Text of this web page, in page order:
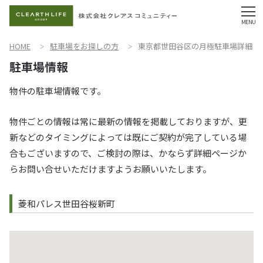
HOME 駐車場をお探しの方 東京都世田谷区の月極駐車場詳細
物件の駐車場情報です。
物件ごとの情報は常に最新の情報を掲載しておりますが、更
新などのタイミングによっては既にご契約が完了している場
合もございますので、ご検討の際は、かならず詳細ページか
らお問い合せいただけますようお願いいたします。
菱和パレス世田谷桜新町